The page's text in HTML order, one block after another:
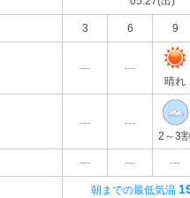
3 6 9
---
---
晴れ
---
---
2～3
--- --- ---
朝までの最低気温